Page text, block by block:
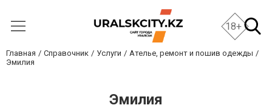
18+
Главная Справочник Услуги
Ателье, ремонт и пошив одежды
Эмилия
Эмилия